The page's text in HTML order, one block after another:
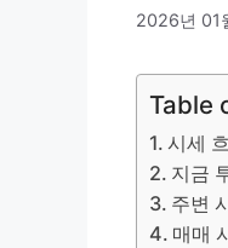
2026년 01
Table
시세
지금
주변
매매